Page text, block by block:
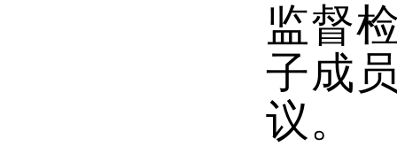
监督
子成
议。